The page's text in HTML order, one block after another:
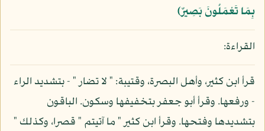
بِمَا تَعْمَلُونَ بَصِيرٌ﴾
القراءة:
قرأ ابن كثير، وأهل البصرة، وقتيبة: " لا تضار " - بتشديد الراء
- ورفعها. وقرأ أبو جعفر بتخفيفها وسكون. الباقون
بتشديدها وفتحها. وقرأ ابن كثير " ما آتيتم " قصرا، وكذلك "